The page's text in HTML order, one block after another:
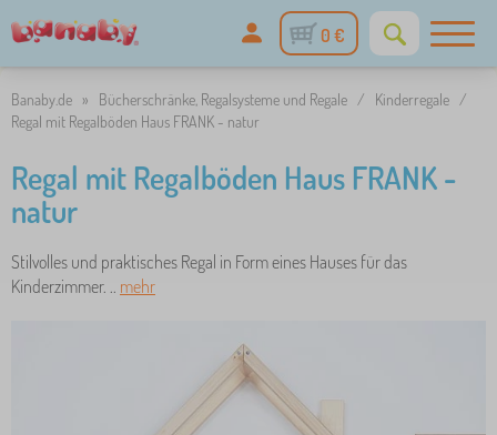
0 €
Banaby.de » Bücherschränke, Regalsysteme und Regale / Kinderregale /
Regal mit Regalböden Haus FRANK - natur
Regal mit Regalböden Haus FRANK -
natur
Stilvolles und praktisches Regal in Form eines Hauses für das
Kinderzimmer. .. mehr